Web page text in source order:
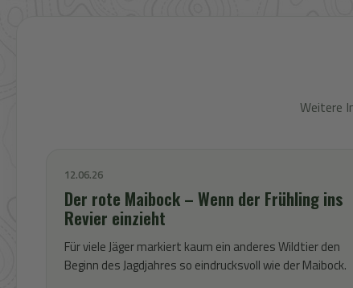
Weitere
12.06.26
Der rote Maibock – Wenn der Frühling ins
Revier einzieht
Für viele Jäger markiert kaum ein anderes Wildtier den
Beginn des Jagdjahres so eindrucksvoll wie der Maibock.